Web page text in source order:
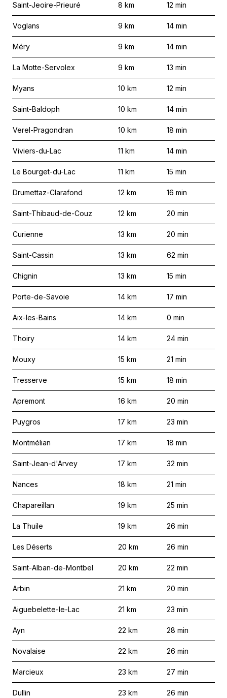
Saint-Jeoire-Prieuré 8 km 12 min
Voglans 9 km 14 min
Méry 9 km 14 min
La Motte-Servolex 9 km 13 min
Myans 10 km 12 min
Saint-Baldoph 10 km 14 min
Verel-Pragondran 10 km 18 min
Viviers-du-Lac 11 km 14 min
Le Bourget-du-Lac 11 km 15 min
Drumettaz-Clarafond 12 km 16 min
Saint-Thibaud-de-Couz 12 km 20 min
Curienne 13 km 20 min
Saint-Cassin 13 km 62 min
Chignin 13 km 15 min
Porte-de-Savoie 14 km 17 min
Aix-les-Bains 14 km 0 min
Thoiry 14 km 24 min
Mouxy 15 km 21 min
Tresserve 15 km 18 min
Apremont 16 km 20 min
Puygros 17 km 23 min
Montmélian 17 km 18 min
Saint-Jean-d'Arvey 17 km 32 min
Nances 18 km 21 min
Chapareillan 19 km 25 min
La Thuile 19 km 26 min
Les Déserts 20 km 26 min
Saint-Alban-de-Montbel 20 km 22 min
Arbin 21 km 20 min
Aiguebelette-le-Lac 21 km 23 min
Ayn 22 km 28 min
Novalaise 22 km 26 min
Marcieux 23 km 27 min
Dullin 23 km 26 min